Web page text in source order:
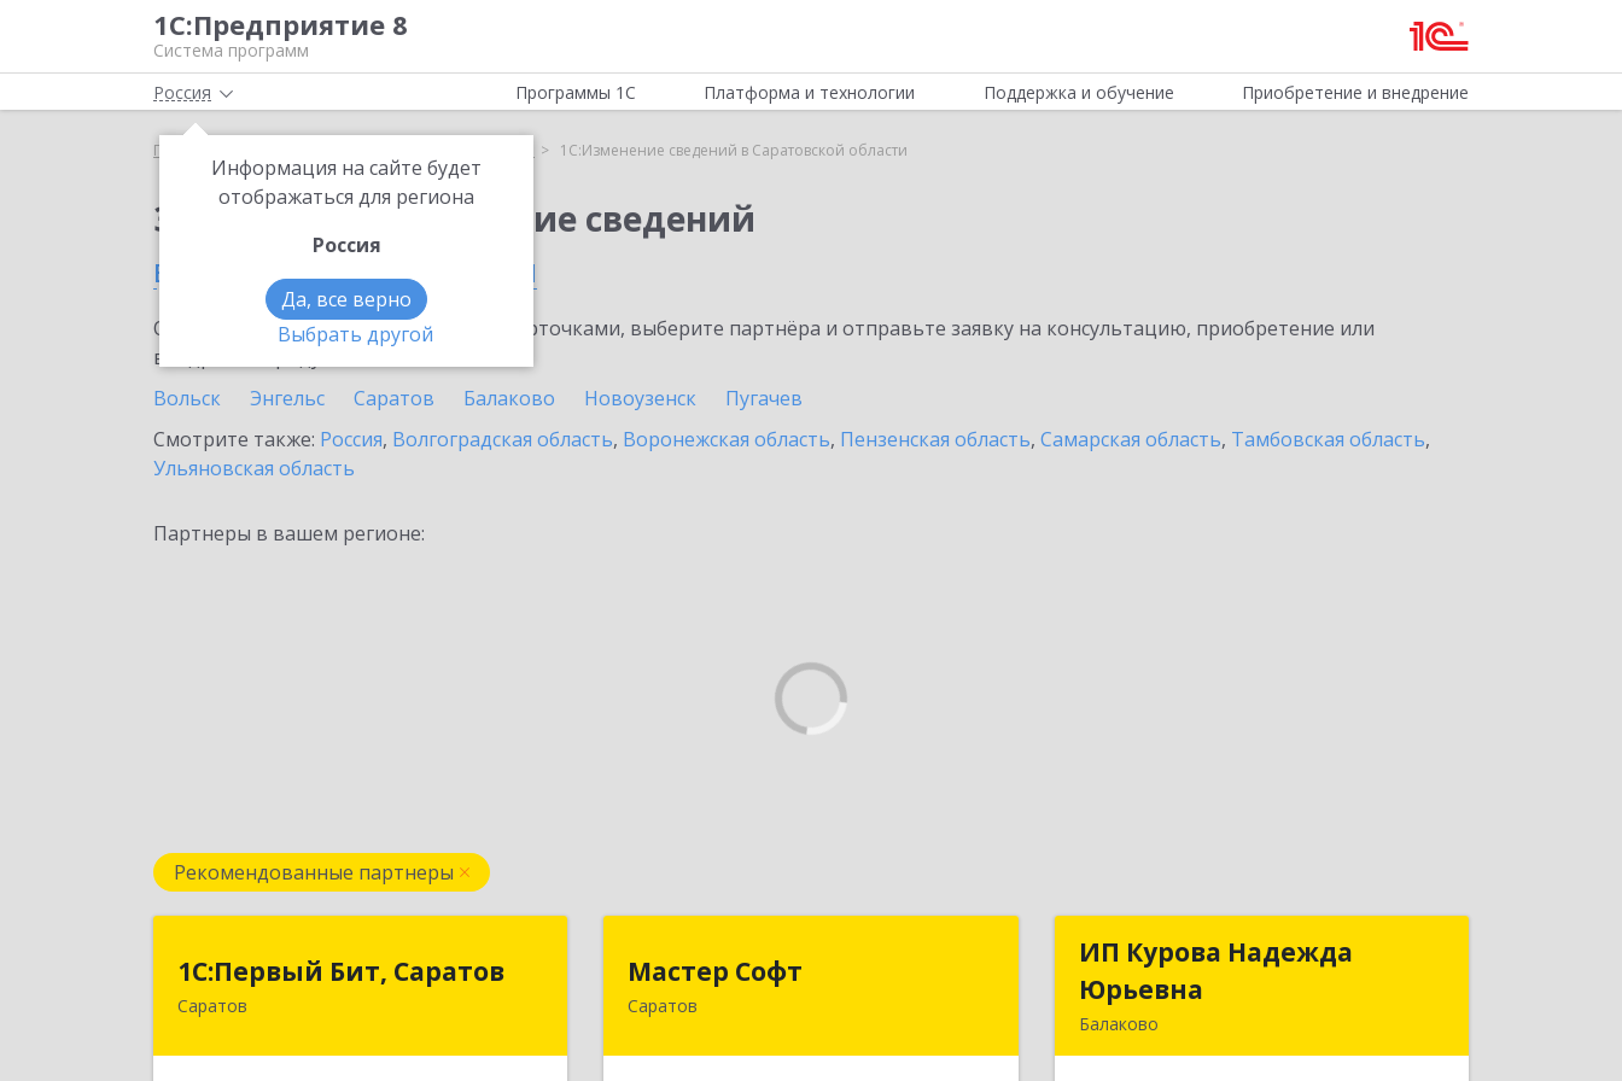
1С:Предприятие 8
Система программ
Россия
Информация на сайте будет
отображаться для региона
Россия
Да, все верно
Выбрать другой
Программы 1С Платформа и технологии Поддержка и обучение Приобретение и внедрение
Главная 1С:Изменение сведений в Саратовской области
Заказать 1С:Изменение сведений
в Саратовской области
Ознакомьтесь с информационными карточками, выберите партнёра и отправьте заявку на консультацию, приобретение или
внедрение продукта.
Вольск
Энгельс Саратов Балаково Новоузенск
Пугачев
Смотрите также: Россия, Волгоградская область, Воронежская область, Пензенская область, Самарская область, Тамбовская область,
Ульяновская область
Партнеры в вашем регионе:
Рекомендованные партнеры
1С:Первый Бит, Саратов
Саратов
1С:Первый Бит, Саратов
410005, Саратовская обл, Саратов г,
Мастер Софт
Саратов
410012, Саратовская обл, Саратов г,
ИП Курова Надежда
Юрьевна
Балаково
ИП Курова Надежда